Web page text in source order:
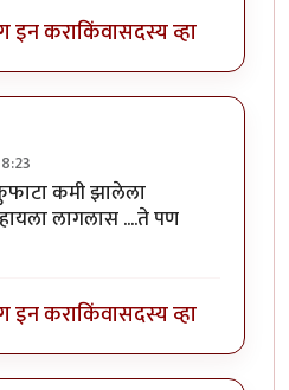
इन कराकिंवासदस्य व्हा
कमी झालेला
लागलास ....ते पण
इन कराकिंवासदस्य व्हा